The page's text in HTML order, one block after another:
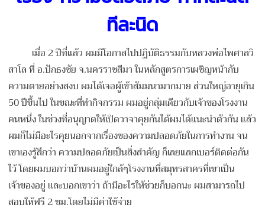
ทีละนิด
เมื่อ 2 ปีที่แล้ว ผมมีโอกาสไปปฏิบัติธรรมกับหลวงพ่อไพศาลวิ
สาโล ที่ อ.ปักธงชัย จ.นครราชสีมา ในหลักสูตรการเผชิญหน้ากับ
ความตายอย่างสงบ ผมได้เจอผู้เข้าสัมมนามากมาย ส่วนใหญ่อายุเกิน
50 ปีขึ้นไปในขณะที่ทำกิจกรรม ผมอยู่กลุ่มเดียวกับเจ้าของโรงงาน
คนหนึ่ง ในช่วงที่อนุญาตให้เปิดวาจาคุยกันได้ผมได้แนะนำตัวกัน แล้ว
ผมก็ไม่มีอะไรคุยนอกจากเรื่องของความปลอดภัยในการทำงาน จน
เขาเองรู้สึกว่า ความปลอดภัยเป็นสิ่งสำคัญ ก็เลยแลกเบอร์ติดต่อกัน
ไว้โดยผมบอกว่าบ้านผมอยู่ใกล้ๆโรงงานที่สมุทรสาครที่เขาเป็น
เจ้าของอยู่ และบอกเขาว่า ถ้ามีอะไรให้ช่วยก็บอกนะ ผมสามารถไป
สอบให้ฟรี 2 ชม.โดยไม่มีค่าใช้จ่าย